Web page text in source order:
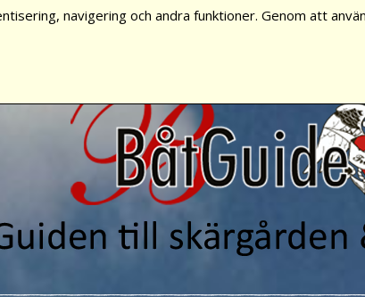
navigering och andra funktioner. Genom att